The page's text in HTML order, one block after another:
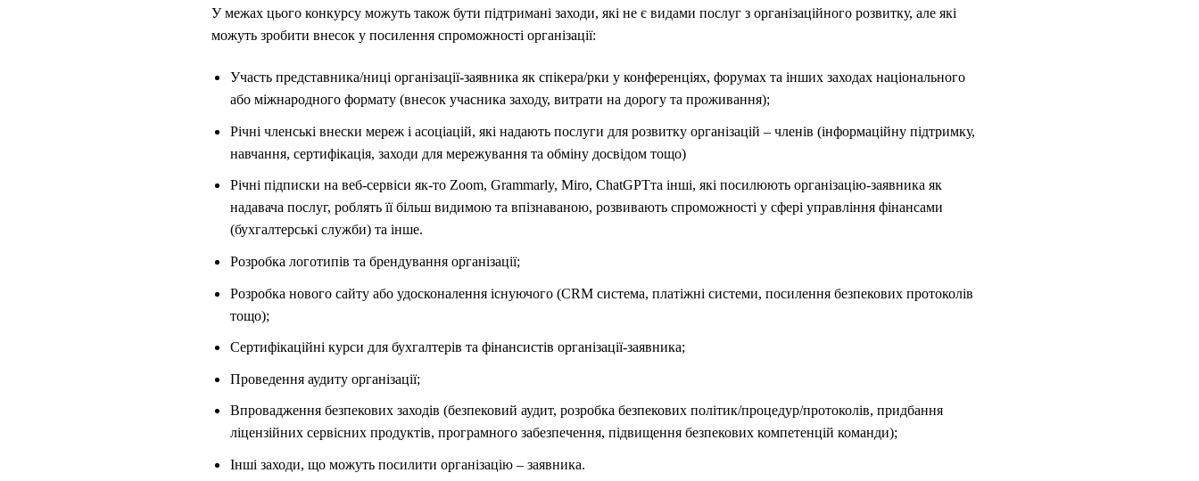
У межах цього конкурсу можуть також бути підтримані заходи, які не є видами послуг з організаційного розвитку, але які
можуть зробити внесок у посилення спроможності організації:
Участь представника/ниці організації-заявника як спікера/рки у конференціях, форумах та інших заходах національного
або міжнародного формату (внесок учасника заходу, витрати на дорогу та проживання);
Річні членські внески мереж і асоціацій, які надають послуги для розвитку організацій – членів (інформаційну підтримку,
навчання, сертифікація, заходи для мережування та обміну досвідом тощо)
Річні підписки на веб-сервіси як-то Zoom, Grammarly, Miro, ChatGPTта інші, які посилюють організацію-заявника як
надавача послуг, роблять її більш видимою та впізнаваною, розвивають спроможності у сфері управління фінансами
(бухгалтерські служби) та інше.
Розробка логотипів та брендування організації;
Розробка нового сайту або удосконалення існуючого (CRM система, платіжні системи, посилення безпекових протоколів
тощо);
Сертифікаційні курси для бухгалтерів та фінансистів організації-заявника;
Проведення аудиту організації;
Впровадження безпекових заходів (безпековий аудит, розробка безпекових політик/процедур/протоколів, придбання
ліцензійних сервісних продуктів, програмного забезпечення, підвищення безпекових компетенцій команди);
Інші заходи, що можуть посилити організацію – заявника.